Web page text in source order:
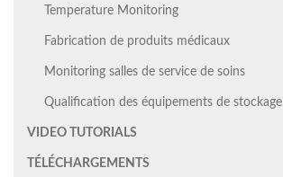
Temperature Monitoring
Fabrication de produits médicaux
Monitoring salles de service de soins
Qualification des équipements de stockage
VIDEO TUTORIALS
TÉLÉCHARGEMENTS